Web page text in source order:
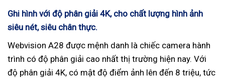
Ghi hình với độ phân giải 4K, cho chất lượng hình ảnh
siêu nét, siêu chân thực.
Webvision A28 được mệnh danh là chiếc camera hành
trình có độ phân giải cao nhất thị trường hiện nay. Với
độ phân giải 4K, có mật độ điểm ảnh lên đến 8 triệu, tức